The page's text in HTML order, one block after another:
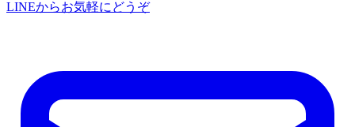
LINEからお気軽にどうぞ